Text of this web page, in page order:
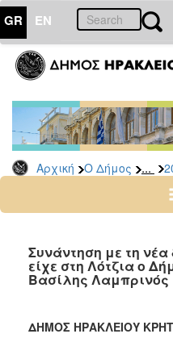
GR EN
Αρχική Ο Δήμος ...
ΔΗΜΟΣ
Δελτία
Τύπου
Αρχείο
2026
2024
2022
2021
Συνάντηση με τη
είχε στη Λότζια ο
Βασίλης Λαμπρινός
ΔΗΜΟΣ ΗΡΑΚΛΕΙΟΥ